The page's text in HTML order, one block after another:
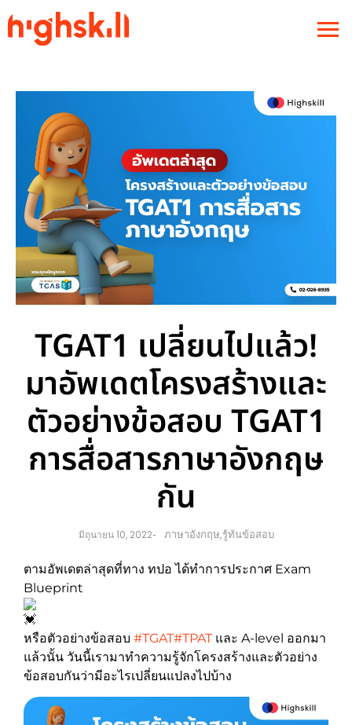
TGAT1 เปลี่ยนไปแล้ว!
มาอัพเดตโครงสร้างและ
ตัวอย่างข้อสอบ TGAT1
การสื่อสารภาษาอังกฤษ
กัน
มิถุนายน 10, 2022- ภาษาอังกฤษ,รู้ทันข้อสอบ
ตามอัพเดตล่าสุดที่ทาง ทปอ ได้ทำการประกาศ Exam
Blueprint
หรือตัวอย่างข้อสอบ #TGAT#TPATและ A-level ออกมา
แล้วนั้น วันนี้เรามาทำความรู้จักโครงสร้างและตัวอย่าง
ข้อสอบกันว่ามีอะไรเปลี่ยนแปลงไปบ้าง